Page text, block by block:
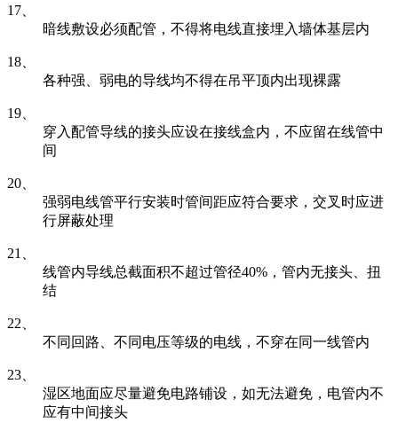
17、
暗线敷设必须配管，不得将电线直接埋入墙体基层内
18、
各种强、弱电的导线均不得在吊平顶内出现裸露
19、
穿入配管导线的接头应设在接线盒内，不应留在线管中
间
20、
强弱电线管平行安装时管间距应符合要求，交叉时应进
行屏蔽处理
21、
线管内导线总截面积不超过管径40%，管内无接头、扭
结
22、
不同回路、不同电压等级的电线，不穿在同一线管内
23、
湿区地面应尽量避免电路铺设，如无法避免，电管内不
应有中间接头